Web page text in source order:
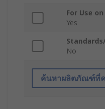
For Use
Yes
No
ค้นหาผลิตภัณฑ์ที่